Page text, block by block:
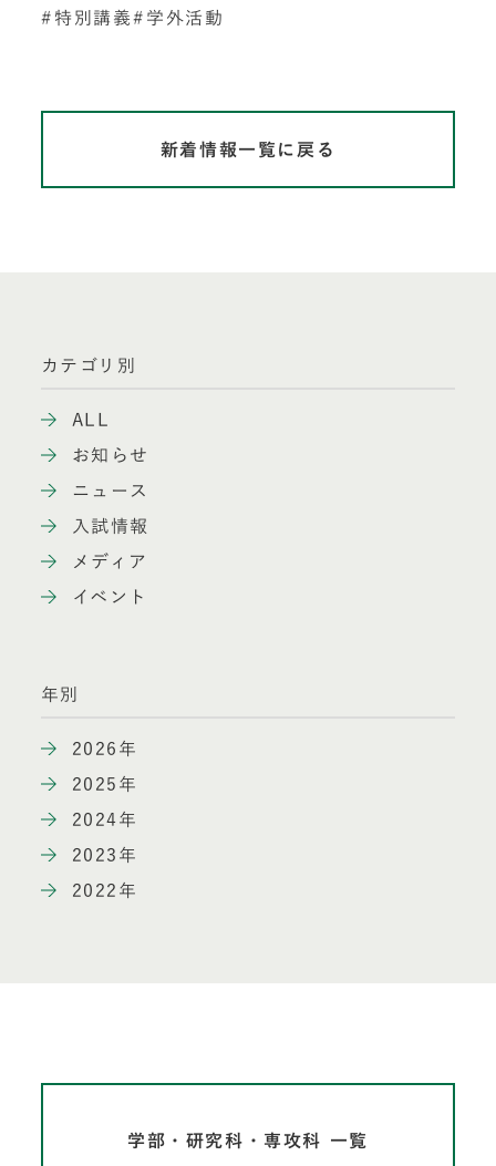
特別講義 学外活動
新着情報一覧に戻る
カテゴリ別
ALL
お知らせ
ニュース
入試情報
メディア
イベント
年別
2026年
2025年
2024年
2023年
2022年
学部・研究科・専攻科 一覧